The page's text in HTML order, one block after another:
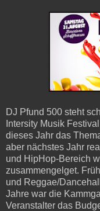
DJ Pfund 500 steht
Intersity Musik
dieses Jahr das
aber nächstes Jahr
und HipHop-Bereich
zusammengelget.
und Reggae/
Jahre war die
Veranstalter das